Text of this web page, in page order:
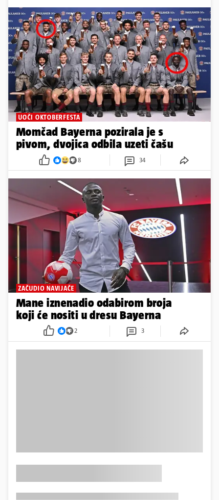
UOČI OKTOBERFESTA
Momčad Bayerna pozirala je s
pivom, dvojica odbila uzeti čašu
8 34
ZAČUDIO NAVIJAČE
Mane iznenadio odabirom broja
koji će nositi u dresu Bayerna
2 3